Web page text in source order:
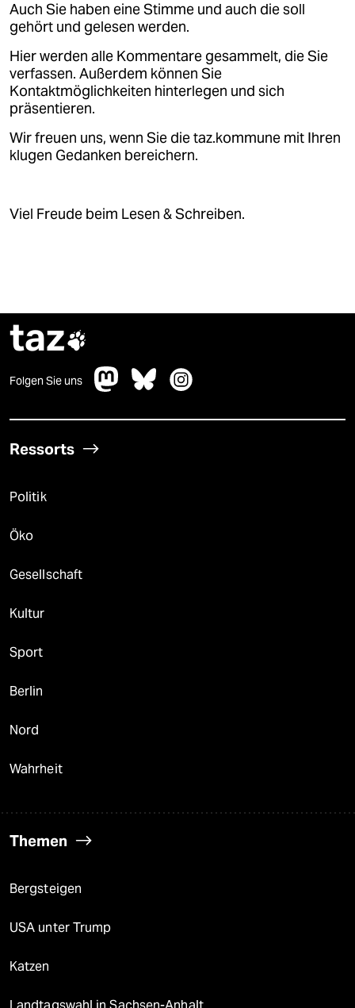
Auch Sie haben eine Stimme und auch die soll
gehört und gelesen werden.
Hier werden alle Kommentare gesammelt, die Sie
verfassen. Außerdem können Sie
Kontaktmöglichkeiten hinterlegen und sich
präsentieren.
Wir freuen uns, wenn Sie die taz.kommune mit Ihren
klugen Gedanken bereichern.
Viel Freude beim Lesen & Schreiben.
taz
Folgen Sie uns
Ressorts
Politik
Öko
Gesellschaft
Kultur
Sport
Berlin
Nord
Wahrheit
Themen
Bergsteigen
USA unter Trump
Katzen